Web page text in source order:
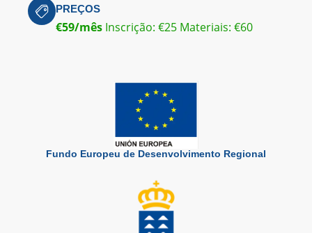
PREÇOS
€59/mês Inscrição: €25 Materiais: €60
Fundo Europeu de Desenvolvimento Regional